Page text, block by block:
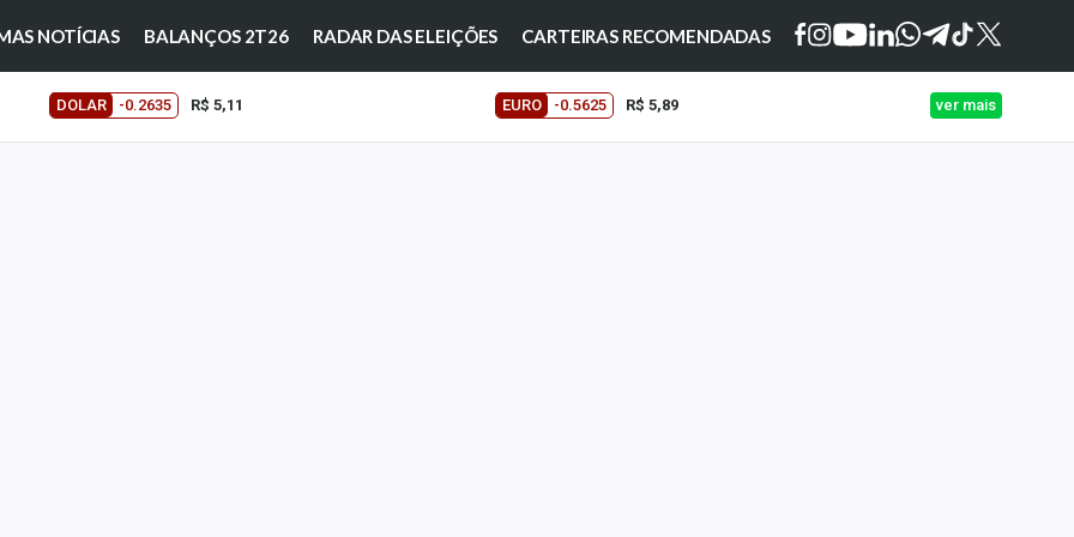
NOTÍCIAS BALANÇOS 2T26 RADAR DAS ELEIÇÕES CARTEIRAS RECOMENDADAS
DOLAR -0.2635 R$ 5,11 EURO -0.5625 R$ 5,89 ver mais